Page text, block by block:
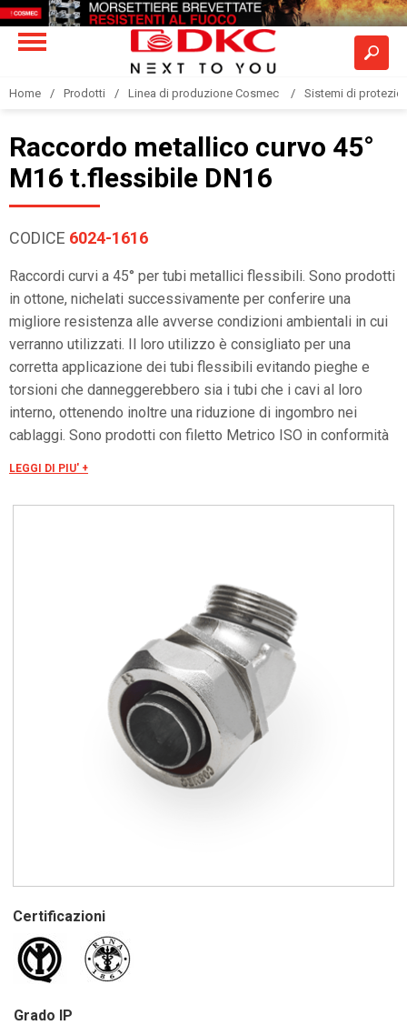
Home Prodotti Linea di produzione Cosmec Sistemi di
Raccordo metallico curvo 45°
M16 t.flessibile DN16
CODICE 6024-1616
Raccordi curvi a 45° per tubi metallici flessibili. Sono prodotti
in ottone, nichelati successivamente per conferire una
migliore resistenza alle avverse condizioni ambientali in cui
verranno utilizzati. Il loro utilizzo è consigliato per una
corretta applicazione dei tubi flessibili evitando pieghe e
torsioni che danneggerebbero sia i tubi che i cavi al loro
interno, ottenendo inoltre una riduzione di ingombro nei
cablaggi. Sono prodotti con filetto Metrico ISO in conformità
LEGGI DI PIU' +
Certificazioni
Grado IP